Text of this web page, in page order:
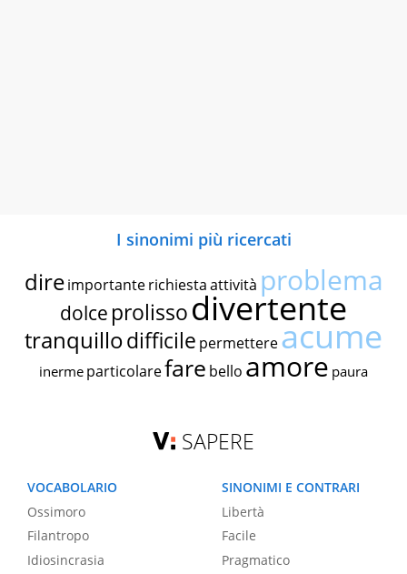
I sinonimi più ricercati
dire importante richiestaattività problema
dolce prolissodivertente
tranquillodifficile permettereacume
inerme particolarefare bello amore paura
SAPERE
VOCABOLARIO
Ossimoro
Filantropo
Idiosincrasia
SINONIMI E CONTRARI
Libertà
Facile
Pragmatico